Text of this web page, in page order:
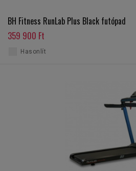
BH Fitness RunLab Plus Black futópad
359 900 Ft
Hasonlít